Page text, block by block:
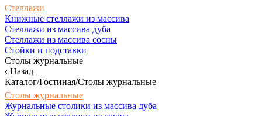
Стеллажи
Книжные стеллажи из массива
Стеллажи из массива дуба
Стеллажи из массива сосны
Стойки и подставки
Столы журнальные
Назад
Каталог/Гостиная/Столы журнальные
Столы журнальные
Журнальные столики из массива дуба